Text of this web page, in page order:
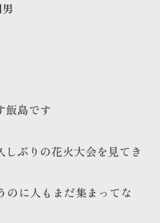
飯島です
しぶりの花火大会を見てき
のに人もまだ集まってな